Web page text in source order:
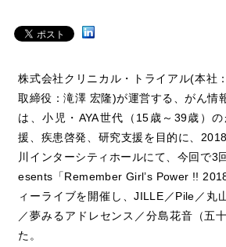
株式会社クリニカル・トライアル(本社
取締役：滝澤 宏隆)が運営する、がん情
は、小児・AYA世代（15歳～39歳）
援、疾患啓発、研究支援を目的に、
川インターシティホールにて、今回で3
esents「Remember Girl’s Power !!
ィーライブを開催し、JILLE／Pile／丸
／夢みるアドレセンス／分島花音（五
た。